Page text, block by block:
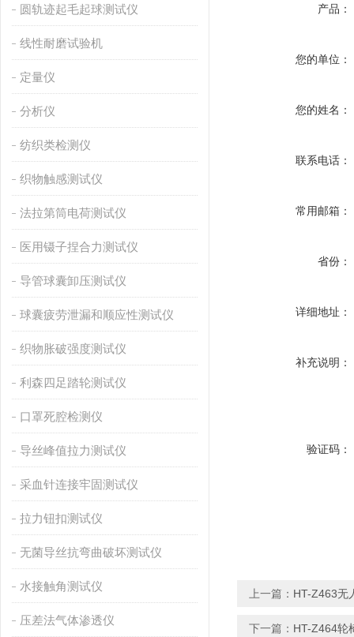
圆轨迹起毛起球测试仪
线性耐磨试验机
定量仪
分析仪
纺织类检测仪
织物触感测试仪
法拉第筒电荷测试仪
医用镊子捏合力测试仪
导管球囊卸压测试仪
球囊疲劳泄漏和顺应性测试仪
织物胀破强度测试仪
利森四足踏轮测试仪
口罩死腔检测仪
导丝峰值拉力测试仪
采血针连接牢固测试仪
拉力钮扣测试仪
无菌导丝抗弯曲破坏测试仪
水接触角测试仪
压差法气体渗透仪
产品：
您的单位：
您的姓名：
联系电话：
常用邮箱：
省份：
详细地址：
补充说明：
验证码：
上一篇： HT-Z463无
下一篇： HT-Z464轮